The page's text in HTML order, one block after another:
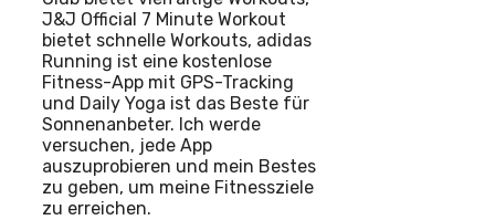
J&J Official 7 Minute Workout
bietet schnelle Workouts, adidas
Running ist eine kostenlose
Fitness-App mit GPS-Tracking
und Daily Yoga ist das Beste für
Sonnenanbeter. Ich werde
versuchen, jede App
auszuprobieren und mein Bestes
zu geben, um meine Fitnessziele
zu erreichen.